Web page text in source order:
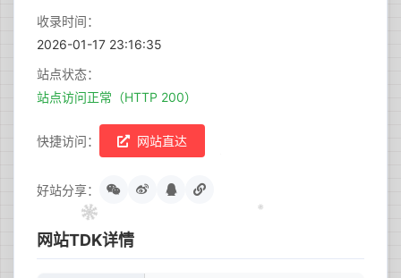
收录时间：
2026-01-17 23:16:35
站点状态：
站点访问正常（HTTP 200）
快捷访问： 网站直达
好站分享：
网站TDK详情